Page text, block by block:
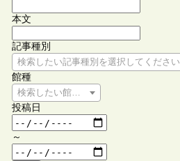
本文
記事種別
検索したい記事種別を選択してください
館種
検索したい館種を選択してください
投稿日
～